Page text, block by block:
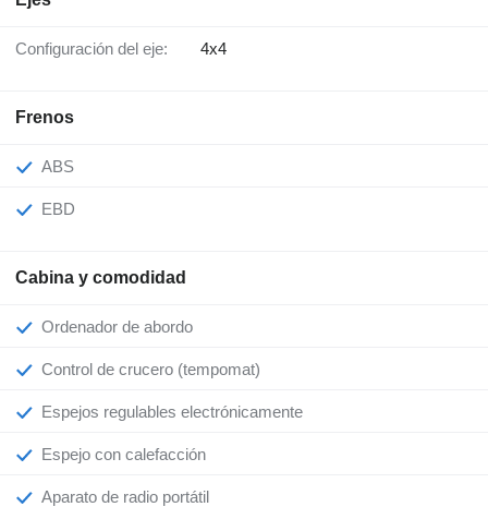
Configuración del eje: 4x4
Frenos
ABS
EBD
Cabina y comodidad
Ordenador de abordo
Control de crucero (tempomat)
Espejos regulables electrónicamente
Espejo con calefacción
Aparato de radio portátil